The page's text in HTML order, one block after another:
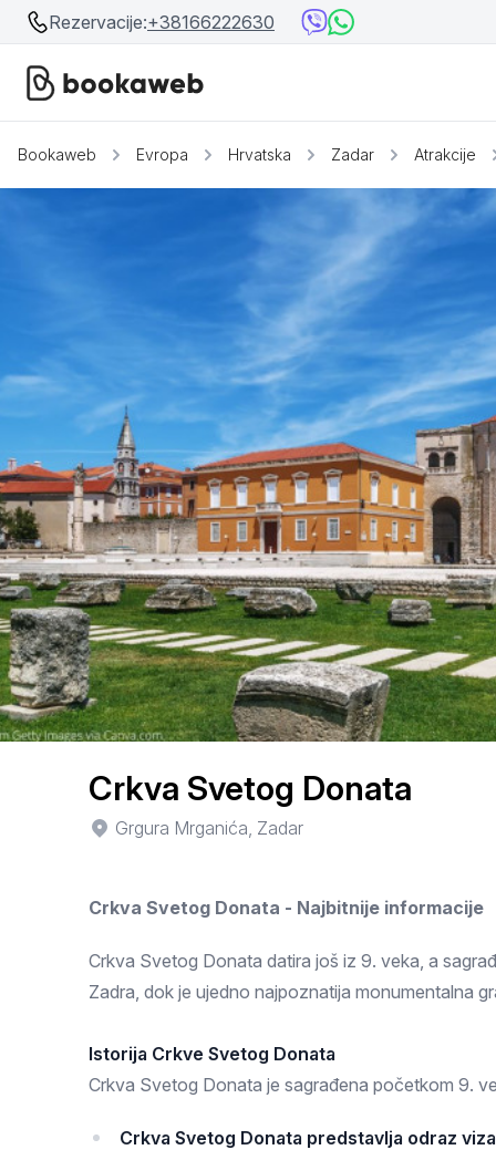
Rezervacije:+38166222630
Srbija
Srbija
Beograd
Srebrno jezero
Prolom Banja
Užice
Smederevo
Čačak
Pančevo
Vranje
Paraćin
Kikinda
Ruma
Sremski Karlovci
Zlatar
Bookaweb Evropa Hrvatska Zadar Atrakcije
Crkva Svetog Donata
Grgura Mrganića, Zadar
Crkva Svetog Donata - Najbitnije informacije
Crkva Svetog Donata datira još iz 9. veka, a
Zadra, dok je ujedno najpoznatija monumentalna
Istorija Crkve Svetog Donata
Crkva Svetog Donata je sagrađena početkom 9.
Crkva Svetog Donata predstavlja odraz